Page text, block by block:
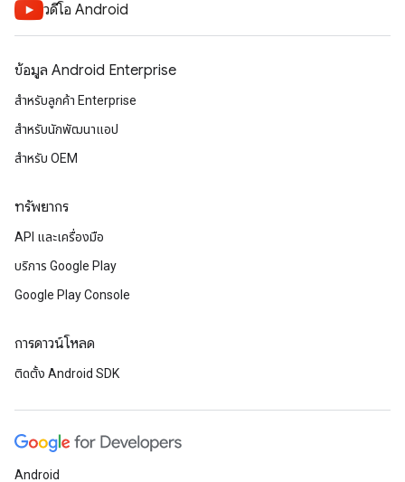
วิดีโอ Android
ข้อมูล Android Enterprise
สำหรับลูกค้า Enterprise
สำหรับนักพัฒนาแอป
สำหรับ OEM
ทรัพยากร
API และเครื่องมือ
บริการ Google Play
Google Play Console
การดาวน์โหลด
ติดตั้ง Android SDK
Android